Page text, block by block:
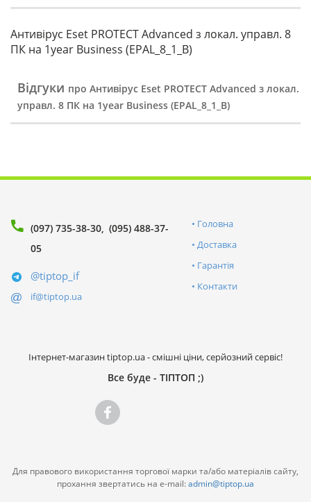
Антивірус Eset PROTECT Advanced з локал. управл. 8
ПК на 1year Business (EPAL_8_1_B)
Відгуки про Антивірус Eset PROTECT Advanced з локал.
управл. 8 ПК на 1year Business (EPAL_8_1_B)
(097) 735-38-30 (095) 488-37-
05
@tiptop_if
if@tiptop.ua
Головна
Доставка
Гарантія
Контакти
Інтернет-магазин tiptop.ua - смішні ціни, серйозний сервіс!
Все буде - ТІПТОП ;)
Для правового використання торгової марки та/або матеріалів сайту,
прохання звертатись на e-mail:admin@tiptop.ua